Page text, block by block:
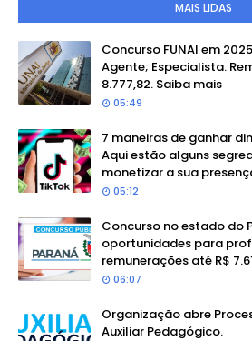
MAIS LIDAS
Concurso FUNAI em
Agente; Especialista.
8.777,82. Saiba mais
05:49
7 maneiras de ganhar
Aqui estão alguns
monetizar a sua
05:12
Concurso no estado do
oportunidades para
remunerações até R$
06:07
Organização abre
Auxiliar Pedagógico.